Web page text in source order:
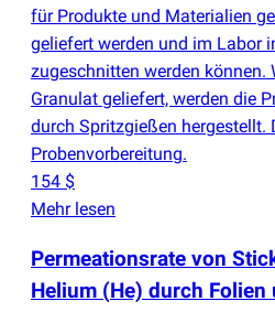
für Produkte und Materialien
geliefert werden und im Labor
zugeschnitten werden können.
Granulat geliefert, werden die
durch Spritzgießen hergestellt.
Probenvorbereitung.
154 $
Mehr lesen
Permeationsrate von
Helium (He) durch Folien